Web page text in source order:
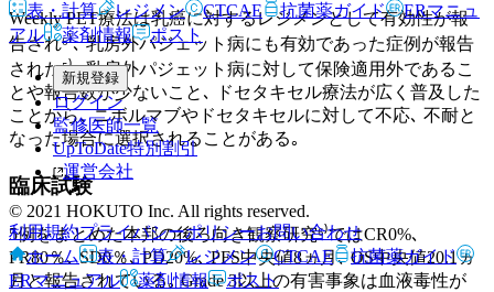
表・計算
レジメン CTCAE 抗菌薬ガイド
ERマニュ
アル
薬剤情報 ポスト
新規登録
ログイン
監修医師一覧
UpToDate特別割引
運営会社
© 2021 HOKUTO Inc. All rights reserved.
利用規約プライバシーポリシーお問い合わせ
ホーム
表・計算 レジメン CTCAE
抗菌薬ガイド
ERマニュアル
薬剤情報 ポスト
Weekly PET療法は乳癌に対するレジメンとして有効性が報
告され⁶⁾､ 乳房外パジェット病にも有効であった症例が報告
された⁵⁾｡ 乳房外パジェット病に対して保険適用外であるこ
とや報告数が少ないこと､ ドセタキセル療法が広く普及した
ことから､ ニボルマブやドセタキセルに対して不応､ 不耐と
なった場合に選択されることがある｡
臨床試験
5例をまとめた本邦の後ろ向き観察研究⁶⁾ではCR0%､
PR80％､ SD0％､ PD20%､ PFS中央値8ヵ月､ OS中央値20.1ヵ
月と報告されている｡ Grade 3以上の有害事象は血液毒性が